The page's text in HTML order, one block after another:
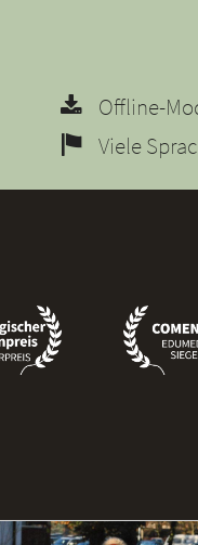
Offline-
Viele